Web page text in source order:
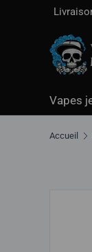
Vapes
Accueil